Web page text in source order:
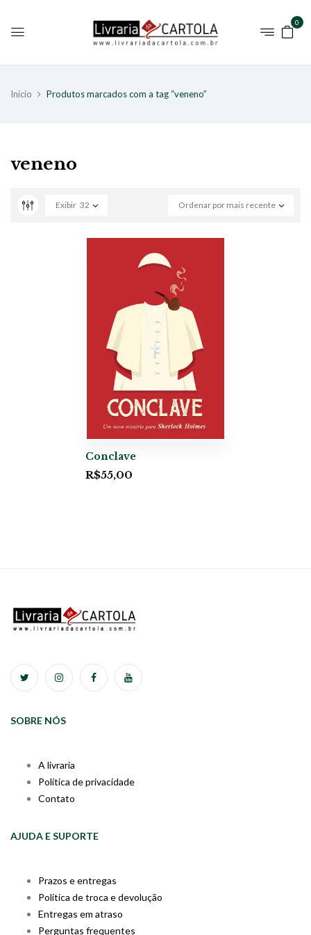
0
Início Produtos marcados com a tag “veneno”
veneno
Ordenar por mais recente
Exibir 32
Conclave
R$55,00
SOBRE NÓS
A livraria
Política de privacidade
Contato
AJUDA E SUPORTE
Prazos e entregas
Política de troca e devolução
Entregas em atraso
Perguntas frequentes